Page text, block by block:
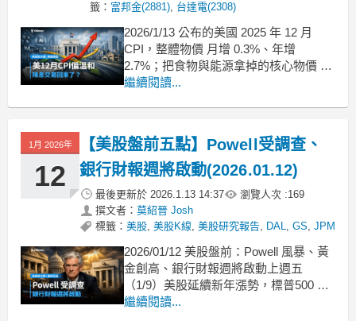
籤： 富邦金(2881), 台達電(2308)
2026/1/13 公布的美國 2025 年 12 月
CPI，整體物價 月增 0.3%、年增
2.7%；把食物與能源拿掉的核心物價 月
增 0.2%、年增 2.6%。市場第一時間的
息」，只是時間更像落在 年中以後。數
字不爆表，但結構透露
繼續閱讀...
1月 2026年
12
【美股盤前五點】Powell受調查、
銀行財報週將啟動(2026.01.12)
最後更新於 2026.1.13 14:37 瀏覽人次 :169
撰文者： 莫紹晉 Josh
標籤： 美股, 美股K線, 美股研究報告, DAL, GS, JPM
2026/01/12 美股盤前：Powell 風暴、黃
金創高、銀行財報週將啟動上週五
（1/9）美股延續新年漲勢，標普500 收
在約 6,966 點、那指約 23,671 點、費半
繼續閱讀...